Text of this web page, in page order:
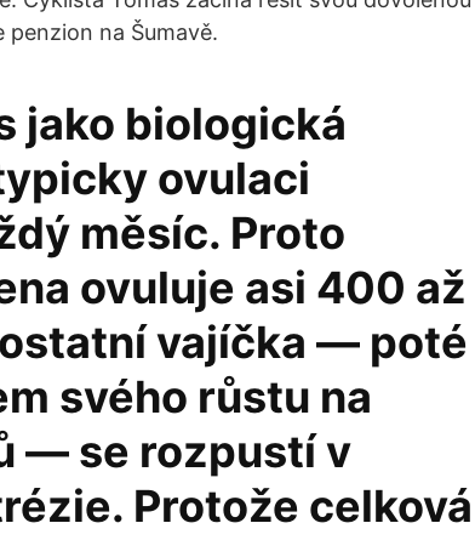
penzion na Šumavě.
jako biologická
ovulaci
měsíc. Proto
ovuluje asi 400 až
vajíčka — poté
svého růstu na
— se rozpustí v
Protože celková